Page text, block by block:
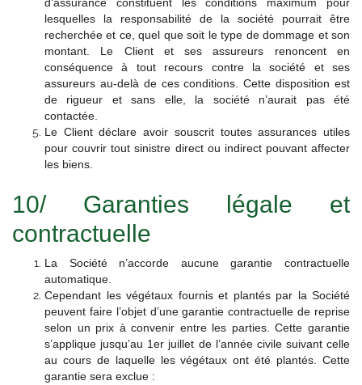
lesquelles la responsabilité de la société pourrait être
recherchée et ce, quel que soit le type de dommage et son
montant. Le Client et ses assureurs renoncent en
conséquence à tout recours contre la société et ses
assureurs au-delà de ces conditions. Cette disposition est
de rigueur et sans elle, la société n’aurait pas été
contactée.
Le Client déclare avoir souscrit toutes assurances utiles
pour couvrir tout sinistre direct ou indirect pouvant affecter
les biens.
10/ Garanties légale et
contractuelle
La Société n’accorde aucune garantie contractuelle
automatique.
Cependant les végétaux fournis et plantés par la Société
peuvent faire l’objet d’une garantie contractuelle de reprise
selon un prix à convenir entre les parties. Cette garantie
s’applique jusqu’au 1er juillet de l’année civile suivant celle
au cours de laquelle les végétaux ont été plantés. Cette
garantie sera exclue :